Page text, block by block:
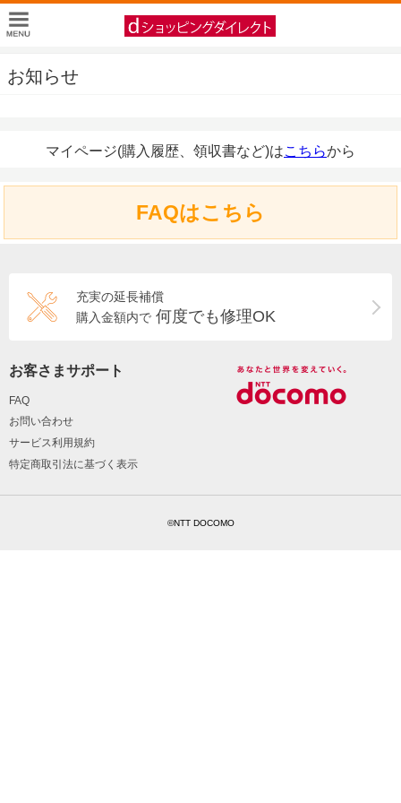
お知らせ
マイページ(購入履歴、領収書など)はこちらから
FAQはこちら
充実の延長補償
購入金額内で 何度でも修理OK
お客さまサポート
FAQ
お問い合わせ
サービス利用規約
特定商取引法に基づく表示
©NTT DOCOMO